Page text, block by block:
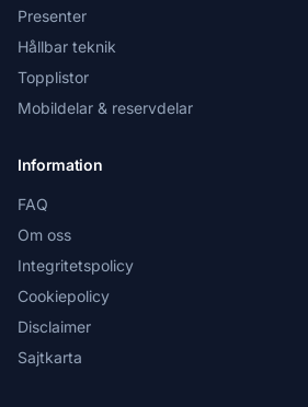
Presenter
Hållbar teknik
Topplistor
Mobildelar & reservdelar
Information
FAQ
Om oss
Integritetspolicy
Cookiepolicy
Disclaimer
Sajtkarta